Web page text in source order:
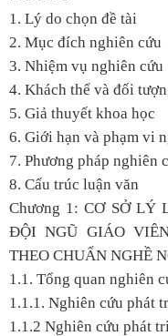
1. Lý do chọn đề tài
2. Mục đích nghiên cứu
3. Nhiệm vụ nghiên cứu
4. Khách thể và đối
5. Giả thuyết khoa học
6. Giới hạn và phạm vi
7. Phương pháp nghiên
8. Cấu trúc luận văn
Chương 1: CƠ SỞ LÝ
ĐỘI NGŨ GIÁO
THEO CHUẨN NGHỀ
1.1. Tổng quan nghiên
1.1.1. Nghiên cứu phát
1.1.2 Nghiên cứu phát